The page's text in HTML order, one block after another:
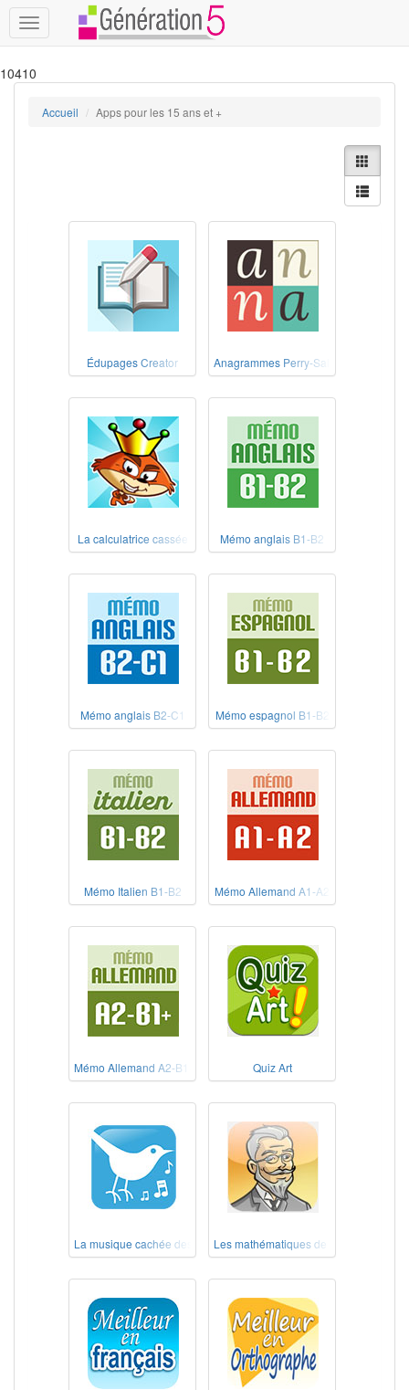
Toggle
navigation
10410
Accueil Apps pour les 15 ans et +
Édupages Creator Anagrammes Perry-Salkow
La calculatrice cassée Mémo anglais B1-B2
Mémo anglais B2-C1 Mémo espagnol B1-B2
Mémo Italien B1-B2 Mémo Allemand A1-A2
Mémo Allemand A2-B1+ Quiz Art
La musique cachée des chants d'oiseaux – Au pays des Alouettes
Les mathématiques de nos grands-